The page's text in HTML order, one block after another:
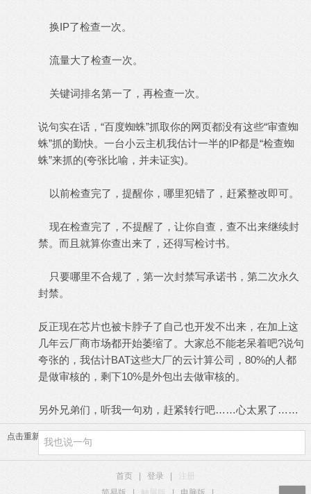
换IP了检查一次。
流量大了检查一次。
关键词排名第一了，再检查一次。
说句实在话，“百度蜘蛛”抓取你的网页都没有这些“审查蜘
蛛”抓的勤快。一台小云主机我估计一半的IP都是“检查蜘
蛛”来抓的(夸张比喻，并未证实)。
以前检查完了，提醒你，哪里犯错了，赶紧整改即可。
现在检查完了，不提醒了，让你自查，查不出来继续封
禁。而且就算你查出来了，还得写检讨书。
只要哪里不合规了，第一次封禁写承诺书，第二次永久
封禁。
反正现在芯片也被卡脖子了自己也开发不出来，在加上这
几年云厂商市场都开始萎缩了。大家总不能老呆着吧?说句
夸张的，我估计BAT这些大厂的云计算公司，80%的人都
是做审核的，剩下10%是外包出去做审核的。
另外兄弟们，听我一句劝，赶紧转行吧……心太累了……
点击重新加载
首页 登录
注册